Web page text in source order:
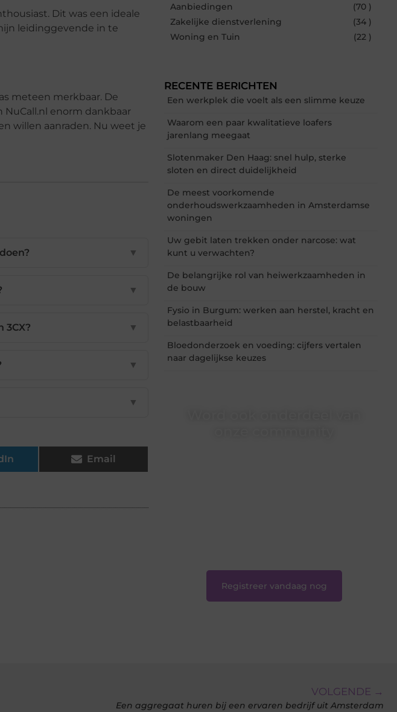
Dit was een ideale
leidinggevende in te
meteen merkbaar. De
enorm dankbaar
willen aanraden. Nu weet je
▼
▼
▼
▼
▼
Email
Aanbiedingen
(70 )
Zakelijke dienstverlening
(34 )
Woning en Tuin
(22 )
RECENTE BERICHTEN
Een werkplek die voelt als een slimme keuze
Waarom een paar kwalitatieve loafers
jarenlang meegaat
Slotenmaker Den Haag: snel hulp, sterke
sloten en direct duidelijkheid
De meest voorkomende
onderhoudswerkzaamheden in Amsterdamse
woningen
Uw gebit laten trekken onder narcose: wat
kunt u verwachten?
De belangrijke rol van heiwerkzaamheden in
de bouw
Fysio in Burgum: werken aan herstel, kracht en
belastbaarheid
Bloedonderzoek en voeding: cijfers vertalen
naar dagelijkse keuzes
Registreer vandaag nog
VOLGENDE →
Een aggregaat huren bij een ervaren bedrijf uit Amsterdam